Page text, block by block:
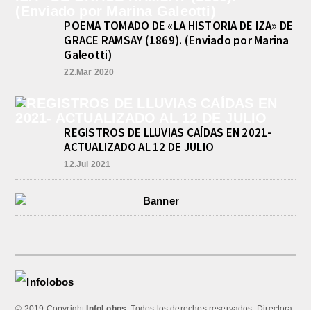
POEMA TOMADO DE «LA HISTORIA DE IZA» DE
GRACE RAMSAY (1869). (Enviado por Marina
Galeotti)
22.Mar 2020
REGISTROS DE LLUVIAS CAÍDAS EN 2021-
ACTUALIZADO AL 12 DE JULIO
12.Jul 2021